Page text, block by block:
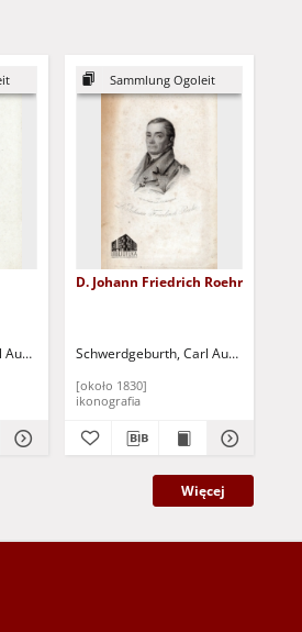
(1785-1878)
Sammlung Ogoleit
D. Johann Friedrich Roehr
Schwerdgeburth, Carl August (1785-
[około 1830]
ikonografia
Więcej